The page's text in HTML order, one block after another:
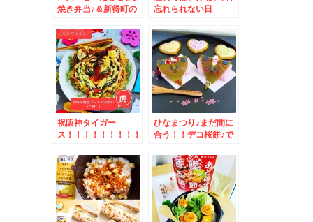
焼き弁当♪＆新得町の
んのお蕎麦♪
忘れられない日
祝阪神タイガー
ス！！！！！！！！！
ートでお祝い♪
ひなまつり♪まだ間に
合う！！デコ桜餅♪で